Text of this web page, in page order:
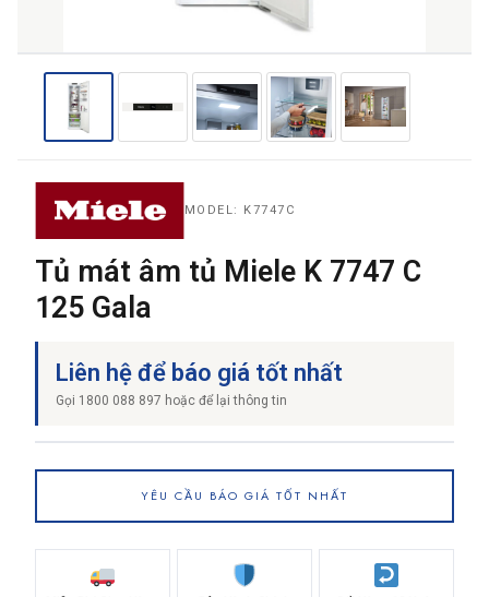
THƯƠNG HIỆU
→ GỬI YÊU CẦU BÁO GIÁ
MODEL: K7747C
Tủ mát âm tủ Miele K 7747 C
125 Gala
Liên hệ để báo giá tốt nhất
Gọi 1800 088 897 hoặc để lại thông tin
YÊU CẦU BÁO GIÁ TỐT NHẤT